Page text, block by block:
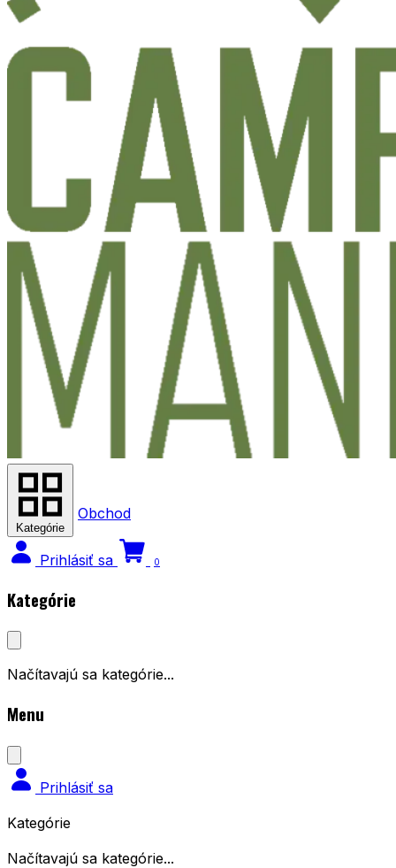
Kategórie
Obchod
Prihlásiť sa 0
Kategórie
Načítavajú sa kategórie...
Menu
Prihlásiť sa
Kategórie
Načítavajú sa kategórie...